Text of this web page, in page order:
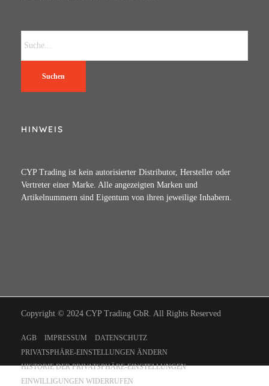
Suchen
HINWEIS
CYP Trading ist kein autorisierter Distributor, Hersteller oder
Vertreter einer Marke. Alle angezeigten Marken und
Artikelnummern sind Eigentum von ihren jeweilige Inhabern.
Copyright © 2024 CYP Trading GbR. All Rights Reserved
AGB IMPRESSUM
DATENSCHUTZ
PRIVATSPHÄRE-EINSTELLUNGEN ÄNDERN
HISTORIE DER PRIVATSPHÄRE-EINSTELLUNGEN
EINWILLIGUNGEN WIDERRUFEN